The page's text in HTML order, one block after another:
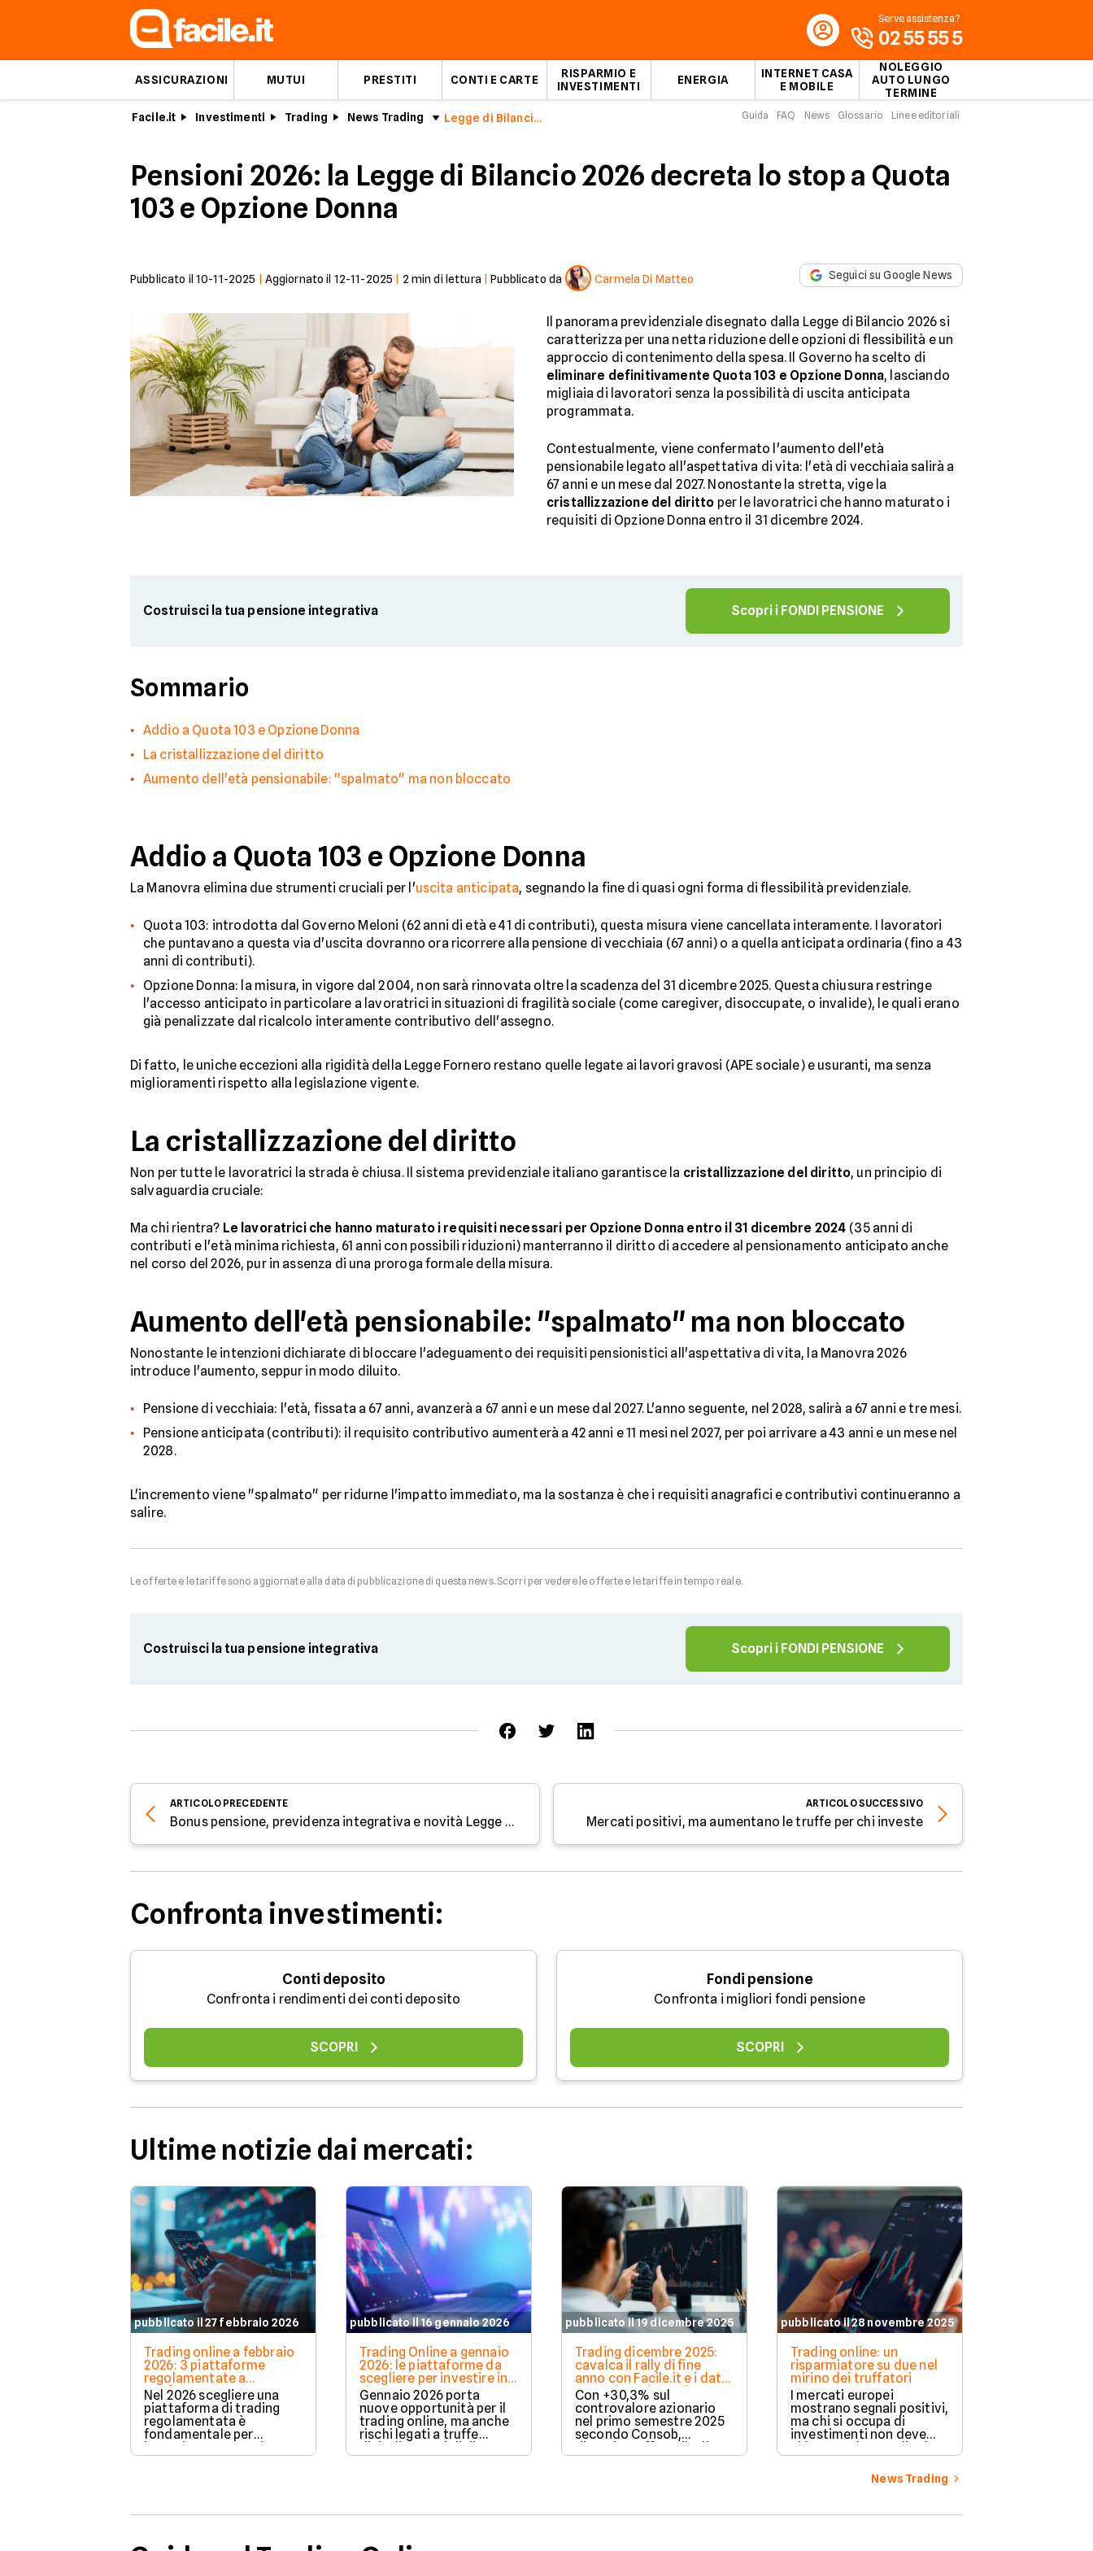
ASSICURAZIONI MUTUI PRESTITI CONTI E CARTE
RISPARMIO E
INVESTIMENTI
ENERGIA
INTERNET CASA
E MOBILE
NOLEGGIO
AUTO LUNGO
TERMINE
Serve assistenza?
02 55 55 5
Facile.it Investimenti Trading News Trading Legge di Bilancio 2026: stop ad Opzione Donna Guida FAQ News Glossario Linee editoriali
Pensioni 2026: la Legge di Bilancio 2026 decreta lo stop a Quota
103 e Opzione Donna
Pubblicato il 10-11-2025 Aggiornato il 12-11-2025 2 min di lettura |Pubblicato da Carmela Di Matteo Seguici su Google News
Il panorama previdenziale disegnato dalla Legge di Bilancio 2026 si
caratterizza per una netta riduzione delle opzioni di flessibilità e un
approccio di contenimento della spesa. Il Governo ha scelto di
eliminare definitivamente Quota 103 e Opzione Donna, lasciando
migliaia di lavoratori senza la possibilità di uscita anticipata
programmata.
Contestualmente, viene confermato l'aumento dell'età
pensionabile legato all'aspettativa di vita: l'età di vecchiaia salirà a
67 anni e un mese dal 2027. Nonostante la stretta, vige la
cristallizzazione del diritto per le lavoratrici che hanno maturato i
requisiti di Opzione Donna entro il 31 dicembre 2024.
Costruisci la tua pensione integrativa Scopri i FONDI PENSIONE
Sommario
Addio a Quota 103 e Opzione Donna
La cristallizzazione del diritto
Aumento dell'età pensionabile: "spalmato" ma non bloccato
Addio a Quota 103 e Opzione Donna
La Manovra elimina due strumenti cruciali per l'uscita anticipata, segnando la fine di quasi ogni forma di flessibilità previdenziale.
Quota 103: introdotta dal Governo Meloni (62 anni di età e 41 di contributi), questa misura viene cancellata interamente. I lavoratori
che puntavano a questa via d'uscita dovranno ora ricorrere alla pensione di vecchiaia (67 anni) o a quella anticipata ordinaria (fino a 43
anni di contributi).
Opzione Donna: la misura, in vigore dal 2004, non sarà rinnovata oltre la scadenza del 31 dicembre 2025. Questa chiusura restringe
l'accesso anticipato in particolare a lavoratrici in situazioni di fragilità sociale (come caregiver, disoccupate, o invalide), le quali erano
già penalizzate dal ricalcolo interamente contributivo dell'assegno.
Di fatto, le uniche eccezioni alla rigidità della Legge Fornero restano quelle legate ai lavori gravosi (APE sociale) e usuranti, ma senza
miglioramenti rispetto alla legislazione vigente.
La cristallizzazione del diritto
Non per tutte le lavoratrici la strada è chiusa. Il sistema previdenziale italiano garantisce la cristallizzazione del diritto, un principio di
salvaguardia cruciale:
Ma chi rientra? Le lavoratrici che hanno maturato i requisiti necessari per Opzione Donna entro il 31 dicembre 2024 (35 anni di
contributi e l'età minima richiesta, 61 anni con possibili riduzioni) manterranno il diritto di accedere al pensionamento anticipato anche
nel corso del 2026, pur in assenza di una proroga formale della misura.
Aumento dell'età pensionabile: "spalmato" ma non bloccato
Nonostante le intenzioni dichiarate di bloccare l'adeguamento dei requisiti pensionistici all'aspettativa di vita, la Manovra 2026
introduce l'aumento, seppur in modo diluito.
Pensione di vecchiaia: l'età, fissata a 67 anni, avanzerà a 67 anni e un mese dal 2027. L'anno seguente, nel 2028, salirà a 67 anni e tre mesi.
Pensione anticipata (contributi): il requisito contributivo aumenterà a 42 anni e 11 mesi nel 2027, per poi arrivare a 43 anni e un mese nel
2028.
L'incremento viene "spalmato" per ridurne l'impatto immediato, ma la sostanza è che i requisiti anagrafici e contributivi continueranno a
salire.
Le offerte e le tariffe sono aggiornate alla data di pubblicazione di questa news. Scorri per vedere le offerte e le tariffe in tempo reale.
Costruisci la tua pensione integrativa Scopri i FONDI PENSIONE
ARTICOLO PRECEDENTE
Bonus pensione, previdenza integrativa e novità Legge di Bilancio 2026
ARTICOLOSUCCESSIVO
Mercati positivi, ma aumentano le truffe per chi investe
Confronta investimenti:
Conti deposito
Confronta i rendimenti dei conti deposito
SCOPRI
Fondi pensione
Confronta i migliori fondi pensione
SCOPRI
Ultime notizie dai mercati:
pubblicato il 27 febbraio 2026
Trading online a febbraio
2026: 3 piattaforme
regolamentate a
confronto
Nel 2026 scegliere una
piattaforma di trading
regolamentata è
fondamentale per
investire con maggiore
tutela e trasparenza.
pubblicato il 16 gennaio 2026
Trading Online a gennaio
2026: le piattaforme da
scegliere per investire in
sicurezza
Gennaio 2026 porta
nuove opportunità per il
trading online, ma anche
rischi legati a truffe
digitali e consigli di
finfluencer non
analizziamo le soluzioni
pubblicato il 19 dicembre 2025
Trading dicembre 2025:
cavalca il rally di fine
anno con Facile.it e i dati
Consob aggiornati
Con +30,3% sul
controvalore azionario
nel primo semestre 2025
secondo Consob,
dicembre offre rally di
fine anno. Facile.it aiuta i
opportunità su FTSE MIB e
pubblicato il 28 novembre 2025
Trading online: un
risparmiatore su due nel
mirino dei truffatori
I mercati europei
mostrano segnali positivi,
ma chi si occupa di
investimenti non deve
abbassare la guardia. Il 6°
Rapporto Assogestioni-
Censis segnala che, ad
oggi, un italiano su 2
truffatori. Facile.it vi
News Trading